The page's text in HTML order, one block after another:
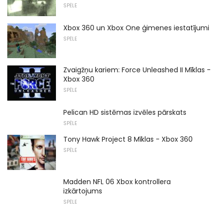
SPĒLE
Xbox 360 un Xbox One ģimenes iestatījumi
SPĒLE
Zvaigžņu kariem: Force Unleashed II Mīklas -
Xbox 360
SPĒLE
Pelican HD sistēmas izvēles pārskats
SPĒLE
Tony Hawk Project 8 Mīklas - Xbox 360
SPĒLE
Madden NFL 06 Xbox kontrollera
izkārtojums
SPĒLE